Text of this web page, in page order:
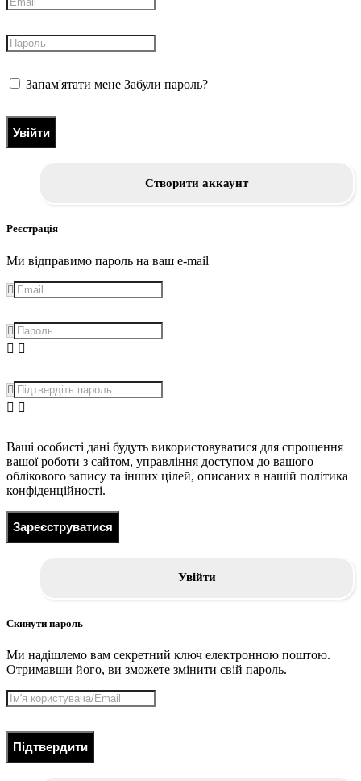
Запам'ятати мене Забули пароль?
Увійти
Створити аккаунт
Реєстрація
Ми відправимо пароль на ваш e-mail
Ваші особисті дані будуть використовуватися для спрощення
вашої роботи з сайтом, управління доступом до вашого
облікового запису та інших цілей, описаних в нашій політика
конфіденційності.
Зареєструватися
Увійти
Скинути пароль
Ми надішлемо вам секретний ключ електронною поштою.
Отримавши його, ви зможете змінити свій пароль.
Підтвердити